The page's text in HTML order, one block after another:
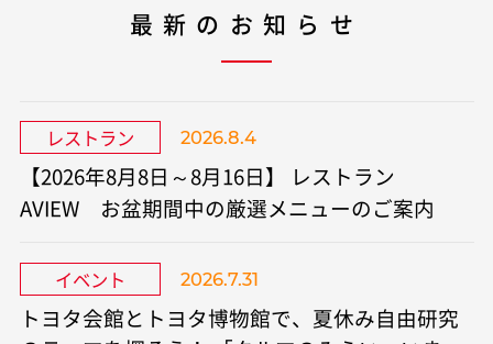
最新のお知らせ
レストラン 2026.8.4
【2026年8月8日～8月16日】 レストラン
AVIEW お盆期間中の厳選メニューのご案内
イベント 2026.7.31
トヨタ会館とトヨタ博物館で、夏休み自由研究